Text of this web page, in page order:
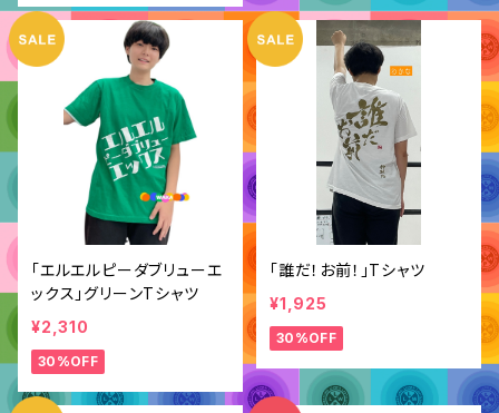
「エルエルピーダブリューエ
ックス」グリーンTシャツ
¥2,310
30%OFF
「誰だ！お前！」Tシャツ
¥1,925
30%OFF